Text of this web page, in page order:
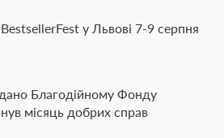
у Львові 7-9 серпня
Благодійному Фонду
місяць добрих справ